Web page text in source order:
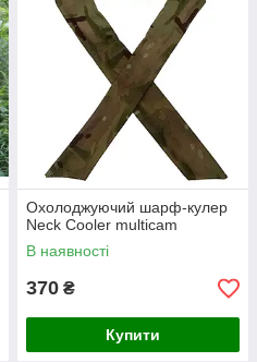
Охолоджуючий шарф-кулер
Neck Cooler multicam
В наявності
370 ₴
Купити